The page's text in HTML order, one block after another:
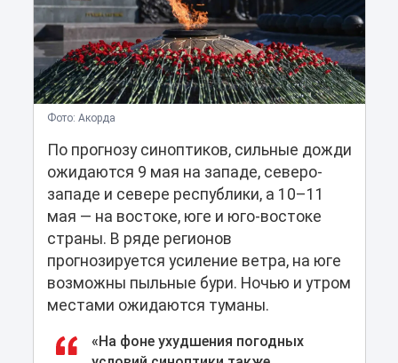
Фото: Акорда
По прогнозу синоптиков, сильные дожди
ожидаются 9 мая на западе, северо-
западе и севере республики, а 10–11
мая — на востоке, юге и юго-востоке
страны. В ряде регионов
прогнозируется усиление ветра, на юге
возможны пыльные бури. Ночью и утром
местами ожидаются туманы.
«На фоне ухудшения погодных